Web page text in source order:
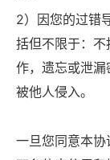
2）因您的过错
括但不限于：
作，遗忘或泄
被他人侵入。
一旦您同意本